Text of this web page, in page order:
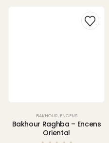
BAKHOUR, ENCENS
Bakhour Raghba – Encens
Oriental